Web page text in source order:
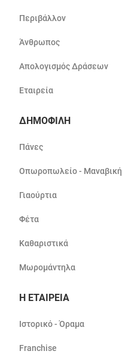
Περιβάλλον
Άνθρωπος
Απολογισμός Δράσεων
Εταιρεία
ΔΗΜΟΦΙΛΗ
Πάνες
Οπωροπωλείο - Μαναβική
Γιαούρτια
Φέτα
Καθαριστικά
Μωρομάντηλα
Η ΕΤΑΙΡΕΙΑ
Ιστορικό - Όραμα
Franchise